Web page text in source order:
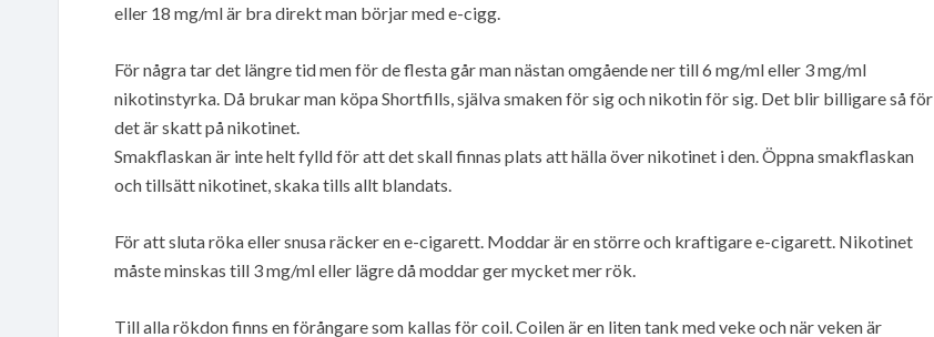
eller 18 mg/ml är bra direkt man börjar med e-cigg.
För några tar det längre tid men för de flesta går man nästan omgående ner till 6 mg/ml eller 3 mg/ml
nikotinstyrka. Då brukar man köpa Shortfills, själva smaken för sig och nikotin för sig. Det blir billigare så för
det är skatt på nikotinet.
Smakflaskan är inte helt fylld för att det skall finnas plats att hälla över nikotinet i den. Öppna smakflaskan
och tillsätt nikotinet, skaka tills allt blandats.
För att sluta röka eller snusa räcker en e-cigarett. Moddar är en större och kraftigare e-cigarett. Nikotinet
måste minskas till 3 mg/ml eller lägre då moddar ger mycket mer rök.
Till alla rökdon finns en förångare som kallas för coil. Coilen är en liten tank med veke och när veken är